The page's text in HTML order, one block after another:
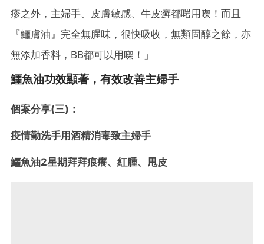
疹之外，主婦手、皮膚敏感、牛皮癣都啱用㗎！而且
『鱷膚油』完全無腥味，很快吸收，無類固醇之餘，亦
無添加香料，BB都可以用㗎！」
鱷魚油功效顯著，有效改善主婦手
個案分享(三)：
疫情勤洗手用酒精消毒致主婦手
鱷魚油2星期拜拜痕癢、紅腫、甩皮